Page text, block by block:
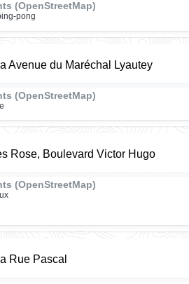
(OpenStreetMap)
pong
Avenue du Maréchal Lyautey
(OpenStreetMap)
Rose, Boulevard Victor Hugo
(OpenStreetMap)
Rue Pascal